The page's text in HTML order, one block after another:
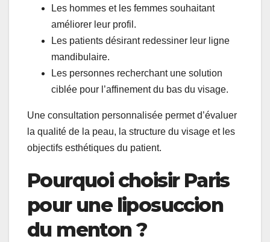
Les hommes et les femmes souhaitant
améliorer leur profil.
Les patients désirant redessiner leur ligne
mandibulaire.
Les personnes recherchant une solution
ciblée pour l’affinement du bas du visage.
Une consultation personnalisée permet d’évaluer
la qualité de la peau, la structure du visage et les
objectifs esthétiques du patient.
Pourquoi choisir Paris
pour une liposuccion
du menton ?